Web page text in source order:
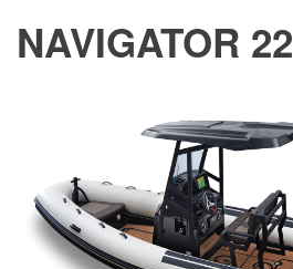
NAVIGATOR 22